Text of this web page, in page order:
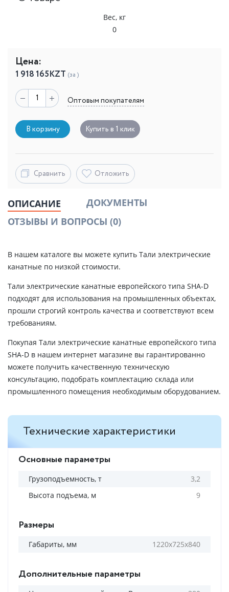
Вес, кг
0
Цена:
1 918 165KZT (за )
Оптовым покупателям
В корзину Купить в 1 клик
Сравнить Отложить
ОПИСАНИЕ
ДОКУМЕНТЫ
ОТЗЫВЫ И ВОПРОСЫ (0)
В нашем каталоге вы можете купить Тали электрические
канатные по низкой стоимости.
Тали электрические канатные европейского типа SHA-D
подходят для использования на промышленных объектах,
прошли строгий контроль качества и соответствуют всем
требованиям.
Покупая Тали электрические канатные европейского типа
SHA-D в нашем интернет магазине вы гарантированно
можете получить качественную техническую
консультацию, подобрать комплектацию склада или
промышленного помещения необходимым оборудованием.
Технические характеристики
Основные параметры
Грузоподъемность, т
3,2
Высота подъема, м
9
Размеры
Габариты, мм 1220х725х840
Дополнительные параметры